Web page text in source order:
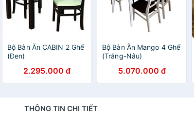
Bộ Bàn Ăn CABIN 2 Ghế
(Đen)
2.295.000 đ
Bộ Bàn Ăn Mango 4 Ghế
(Trắng-Nâu)
5.070.000 đ
THÔNG TIN CHI TIẾT